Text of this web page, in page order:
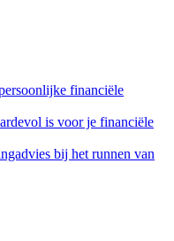
financiële
is voor je financiële
bij het runnen van